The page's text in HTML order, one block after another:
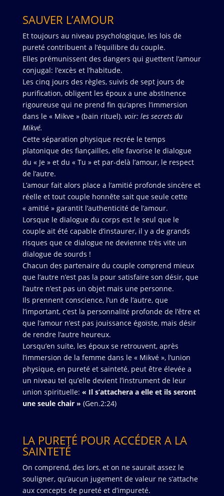
SAUVER L’AMOUR
Et toujours au niveau psychologique, les lois de
pureté contribuent a l’équilibre du couple.
Elles prémunissent des dangers qui guettent l’amour
conjugal: l’excès et l’habitude.
Les cinq jours des règles, suivis de sept jours de
purification, obligent les époux a une abstinence
rigoureuse qui ne prend fin qu’apres l’immersion
dans le « Mikve » (bain rituel). voir: les secrets du
Mikvé.
Cette séparation physique recrée le temps
platonique des fiançailles, elle favorise le dialogue
du « Je » et du « Tu » et par-delà l’amour, le respect
de l’autre.
L’amour fait alors place a l’amitié profonde sincère et
réelle et tout couple honnête sait que seule cette
« amitié » garantit l’authenticité de l’amour.
Lorsque le dialogue du corps est le seul que le
couple ait été capable d’instaurer, il y a de grands
risques que ce dialogue ne devienne très vite un
dialogue de sourds !
Chacun des partenaire du couple comprend mieux
que l’autre n’est pas la pour satisfaire son désir, que
l’autre n’est pas un objet mais une personne.
Ils prennent conscience, l’un de l’autre, que
l’important, c’est la personnalité profonde de l’être et
que l’amour n’est pas jouissance égoïste, mais désir
de rendre l’autre heureux.
Lorsqu’en suite, les époux se retrouvent, après
l’immersion de la femme dans le « Mikvé », l’union
physique, en pureté et sainteté, peut être élevée a
un niveau tel qu’elle devient l’instrument de leur
union spirituelle: « Il s’attachera a elle et ils seront
une seule chair » (Gen.2:24)
LA PURETÉ POUR ACCÉDER A LA
SAINTETÉ
On comprend, des lors, et on ne saurait assez le
souligner, qu’aucun jugement de valeur ne s’attache
aux concepts de pureté et d’impureté.